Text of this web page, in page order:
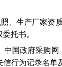
、生产厂家
托书。
中国政府采购网
行为记录名